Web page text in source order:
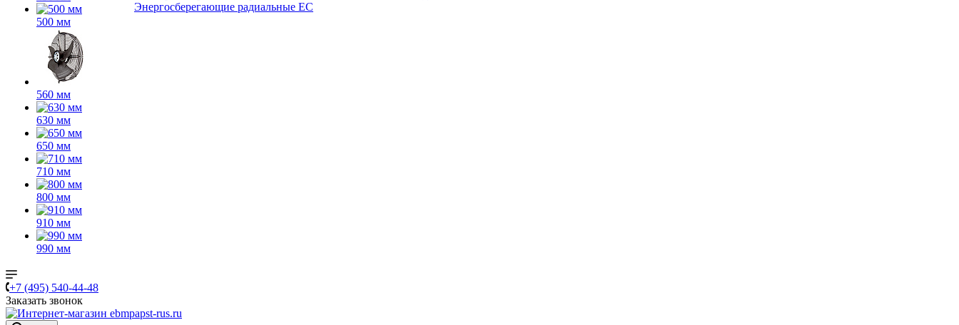
500 мм
560 мм
630 мм
650 мм
710 мм
800 мм
910 мм
990 мм
Энергосберегающие радиальные EC
+7 (495) 540-44-48
Заказать звонок